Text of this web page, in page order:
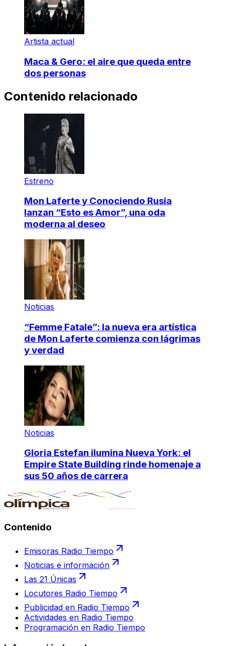
Artista actual
Maca & Gero: el aire que queda entre
dos personas
Contenido relacionado
Estreno
Mon Laferte y Conociendo Rusia
lanzan “Esto es Amor”, una oda
moderna al deseo
Noticias
“Femme Fatale”: la nueva era artística
de Mon Laferte comienza con lágrimas
y verdad
Noticias
Gloria Estefan ilumina Nueva York: el
Empire State Building rinde homenaje a
sus 50 años de carrera
Contenido
Emisoras Radio Tiempo
Noticias e información
Las 21 Únicas
Locutores Radio Tiempo
Publicidad en Radio Tiempo
Actividades en Radio Tiempo
Programación en Radio Tiempo